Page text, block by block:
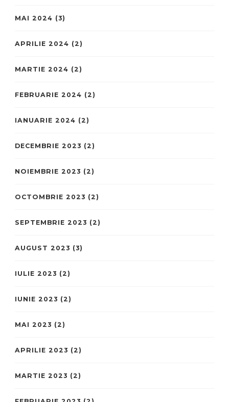
MAI 2024 (3)
APRILIE 2024 (2)
MARTIE 2024 (2)
FEBRUARIE 2024 (2)
IANUARIE 2024 (2)
DECEMBRIE 2023 (2)
NOIEMBRIE 2023 (2)
OCTOMBRIE 2023 (2)
SEPTEMBRIE 2023 (2)
AUGUST 2023 (3)
IULIE 2023 (2)
IUNIE 2023 (2)
MAI 2023 (2)
APRILIE 2023 (2)
MARTIE 2023 (2)